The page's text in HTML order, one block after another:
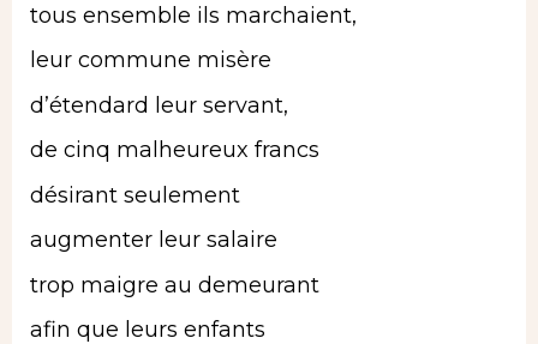
tous ensemble ils marchaient,
leur commune misère
d’étendard leur servant,
de cinq malheureux francs
désirant seulement
augmenter leur salaire
trop maigre au demeurant
afin que leurs enfants